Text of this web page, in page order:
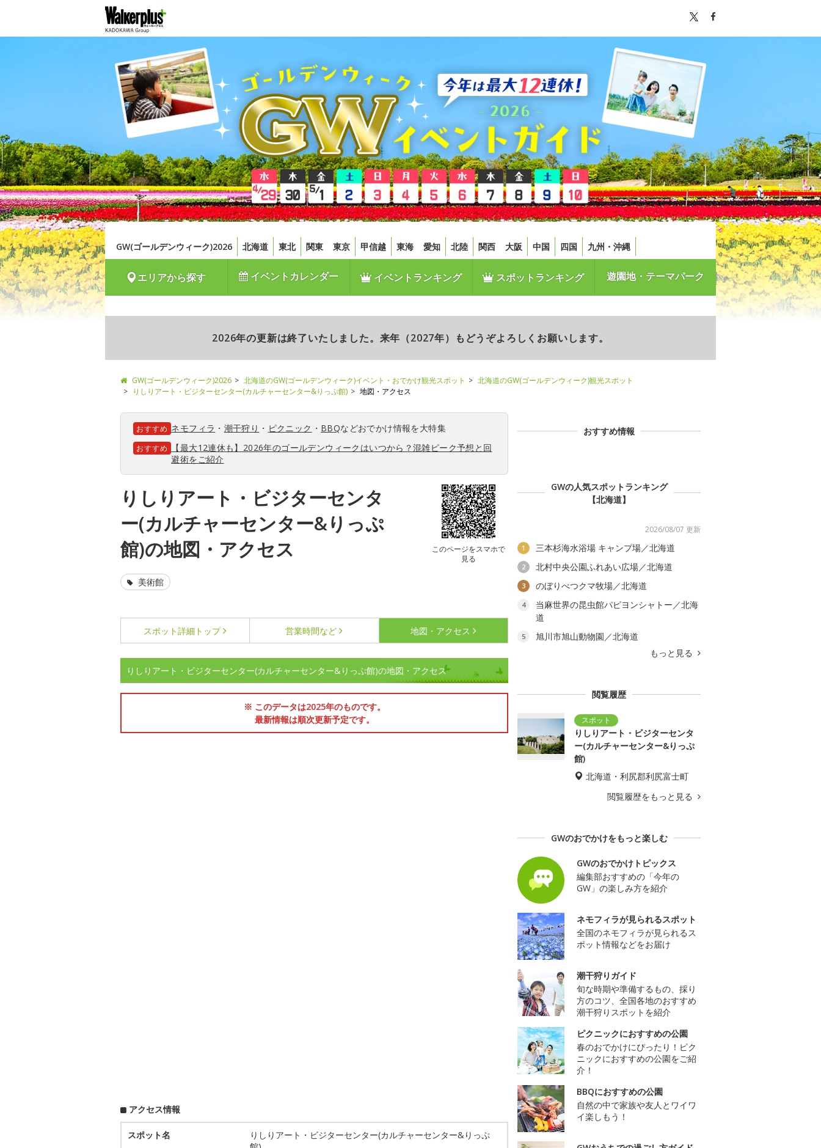
GW(ゴールデンウィーク)2026 北海道 東北 関東 東京 甲信越 東海 愛知 北陸 関西 大阪 中国 四国 九州・沖縄
エリアから探す イベントカレンダー イベントランキング スポットランキング 遊園地・テーマパーク
2026年の更新は終了いたしました。来年（2027年）もどうぞよろしくお願いします。
GW(ゴールデンウィーク)2026 北海道のGW(ゴールデンウィーク)イベント・おでかけ観光スポット
北海道のGW(ゴールデンウィーク)観光スポット
りしりアート・ビジターセンター(カルチャーセンター&りっぷ館)
地図・アクセス
おすすめ ネモフィラ ・ 潮干狩り ・ ピクニック ・ BBQなどおでかけ情報を大特集
おすすめ
【最大12連休も】2026年のゴールデンウィークはいつから？混雑ピーク予想と回
避術をご紹介
りしりアート・ビジターセンタ
ー(カルチャーセンター&りっぷ
館)の地図・アクセス
このページをスマホで
見る
美術館
スポット詳細 トップ 営業時間など 地図・アクセス
りしりアート・ビジターセンター(カルチャーセンター&りっぷ館)の地図・アクセス
※ このデータは2025年のものです。
最新情報は順次更新予定です。
アクセス情報
スポット名
りしりアート・ビジターセンター(カルチャーセンター&りっぷ
おすすめ情報
GWの人気スポットランキング
【北海道】
2026/08/07 更新
1 三本杉海水浴場 キャンプ場／北海道
2 北村中央公園ふれあい広場／北海道
3 のぼりべつクマ牧場／北海道
4
当麻世界の昆虫館パピヨンシャトー／北海
道
5
旭川市旭山動物園／北海道
もっと見る
閲覧履歴
りしりアート・ビジターセンタ
ー(カルチャーセンター&りっぷ
館)
北海道・利尻郡利尻富士町
閲覧履歴をもっと見る
GWのおでかけをもっと楽しむ
GWのおでかけトピックス
編集部おすすめの「今年の
GW」の楽しみ方を紹介
ネモフィラが見られるスポット
全国のネモフィラが見られるス
ポット情報などをお届け
潮干狩りガイド
旬な時期や準備するもの、採り
方のコツ、全国各地のおすすめ
潮干狩りスポットを紹介
ピクニックにおすすめの公園
春のおでかけにぴったり！ピク
ニックにおすすめの公園をご紹
介！
BBQにおすすめの公園
自然の中で家族や友人とワイワ
イ楽しもう！